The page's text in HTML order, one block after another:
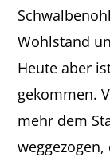
Wohlstand
Heute aber
gekommen.
mehr dem